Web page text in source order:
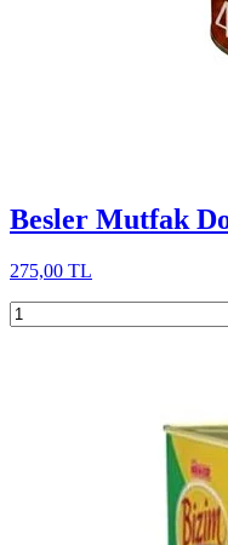
Besler Mutfak
275,00 TL